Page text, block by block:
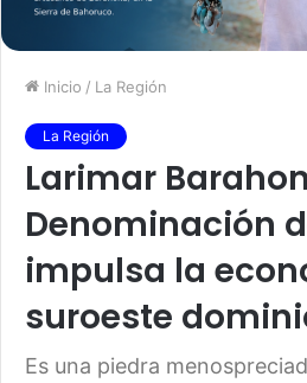
Inicio / La Región
La Región
Larimar
Denominación
impulsa la
suroeste
Es una piedra